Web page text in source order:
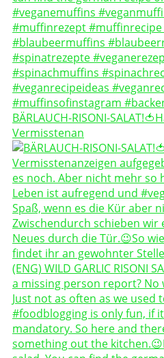
BÄRLAUCH-RISONI-
Vermisstenan